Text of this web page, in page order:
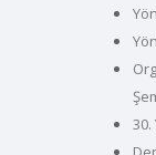
30.